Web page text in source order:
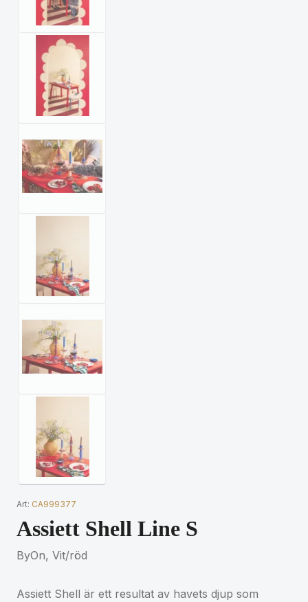
Art: CA999377
Assiett Shell Line S
ByOn, Vit/röd
Assiett Shell är ett resultat av havets djup som